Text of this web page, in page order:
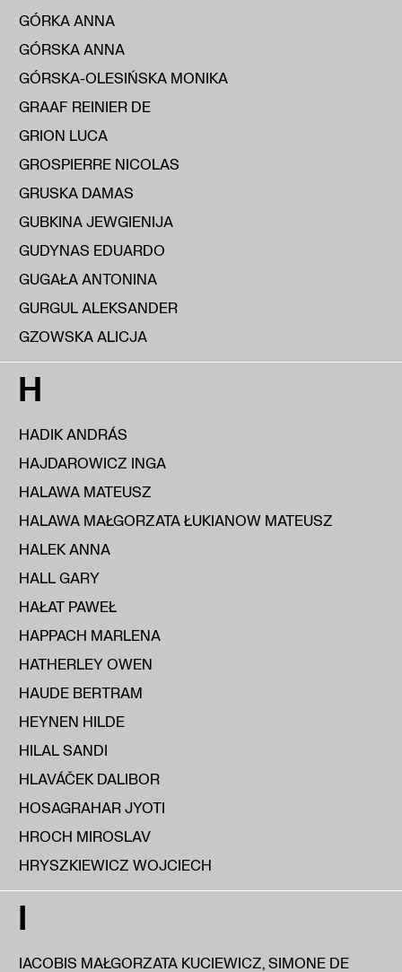
GÓRKA ANNA
GÓRSKA ANNA
GÓRSKA-OLESIŃSKA MONIKA
GRAAF REINIER DE
GRION LUCA
GROSPIERRE NICOLAS
GRUSKA DAMAS
GUBKINA JEWGIENIJA
GUDYNAS EDUARDO
GUGAŁA ANTONINA
GURGUL ALEKSANDER
GZOWSKA ALICJA
H
HADIK ANDRÁS
HAJDAROWICZ INGA
HALAWA MATEUSZ
HALAWA MAŁGORZATA ŁUKIANOW MATEUSZ
HALEK ANNA
HALL GARY
HAŁAT PAWEŁ
HAPPACH MARLENA
HATHERLEY OWEN
HAUDE BERTRAM
HEYNEN HILDE
HILAL SANDI
HLAVÁČEK DALIBOR
HOSAGRAHAR JYOTI
HROCH MIROSLAV
HRYSZKIEWICZ WOJCIECH
I
IACOBIS MAŁGORZATA KUCIEWICZ, SIMONE DE